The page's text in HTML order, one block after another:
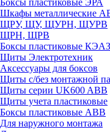
Боксы пластиковые ЭРА
Шкафы металлические
ЩРУ, ЩУ, ЩУРН, ЩУРВ
ЩРН, ЩРВ
Боксы пластиковые КЭАЗ
Щиты Электротехник
Аксессуары для боксов
Щиты с/без монтажной
Щиты серии UK600 ABB
Щиты учета пластиковые
Боксы пластиковые ABB
Для наружного монтажа